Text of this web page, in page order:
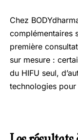
Chez
complémentaires
première
sur mesure :
du HIFU seul,
technologies